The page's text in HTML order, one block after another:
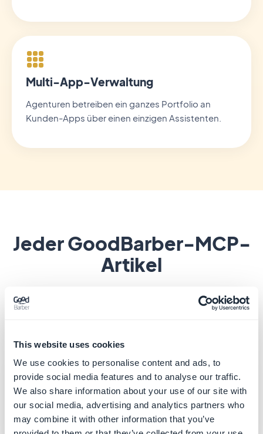
This website uses cookies
We use cookies to personalise content and ads, to
provide social media features and to analyse our traffic.
We also share information about your use of our site with
our social media, advertising and analytics partners who
may combine it with other information that you’ve
Multi-App-Verwaltung
Agenturen betreiben ein ganzes Portfolio an
Kunden-Apps über einen einzigen Assistenten.
Jeder GoodBarber-MCP-
Artikel
Die komplette Bibliothek, gegliedert nach dem
Punkt, an dem Sie auf Ihrem Weg stehen.
Hier starten, die Grundlagen
Wir stellen vor: der MCP-Server von
GoodBarber
Die Launch-Ankündigung: was der Server ist und
Ihr erster Eindruck davon, eine App per
Konversation zu steuern.